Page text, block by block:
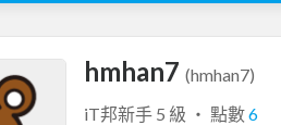
hmhan7 (hmhan7)
iT邦新手 5 級 ‧ 點數6